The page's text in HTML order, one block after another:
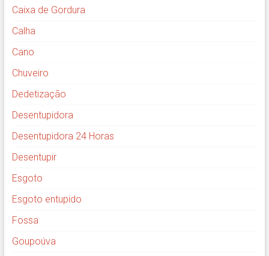
Caixa de Gordura
Calha
Cano
Chuveiro
Dedetização
Desentupidora
Desentupidora 24 Horas
Desentupir
Esgoto
Esgoto entupido
Fossa
Goupoúva